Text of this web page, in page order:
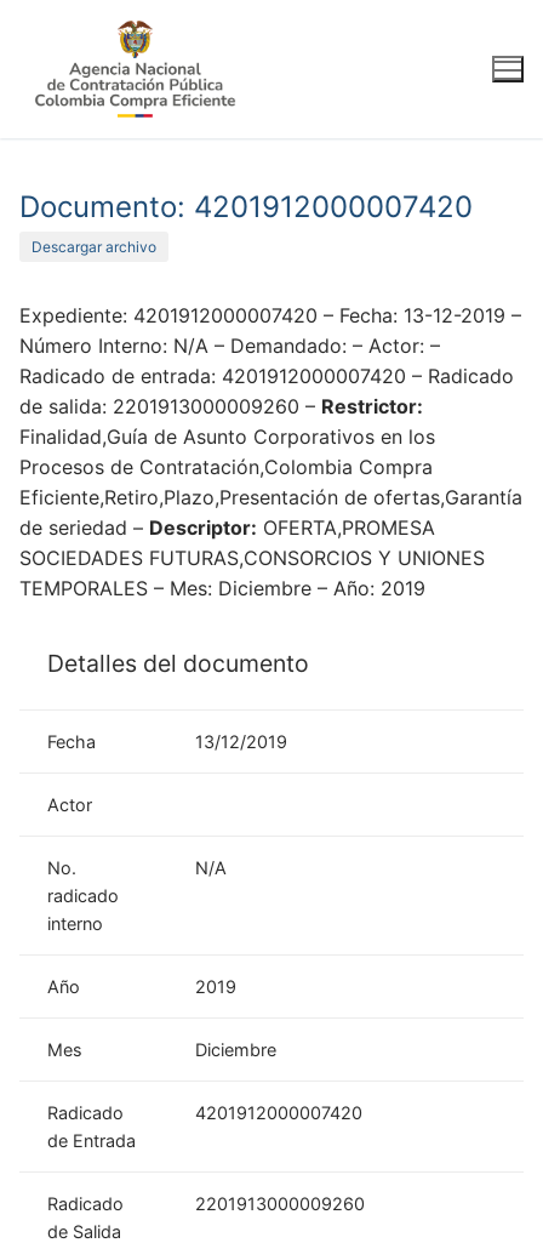
contenido
Documento: 4201912000007420
Descargar archivo
Expediente: 4201912000007420 – Fecha: 13-12-2019 –
Número Interno: N/A – Demandado: – Actor: –
Radicado de entrada: 4201912000007420 – Radicado
de salida: 2201913000009260 – Restrictor:
Finalidad,Guía de Asunto Corporativos en los
Procesos de Contratación,Colombia Compra
Eficiente,Retiro,Plazo,Presentación de ofertas,Garantía
de seriedad – Descriptor: OFERTA,PROMESA
SOCIEDADES FUTURAS,CONSORCIOS Y UNIONES
TEMPORALES – Mes: Diciembre – Año: 2019
Detalles del documento
Fecha 13/12/2019
Actor
No.
radicado
interno
N/A
Año 2019
Mes Diciembre
Radicado
de Entrada
4201912000007420
Radicado
de Salida
2201913000009260